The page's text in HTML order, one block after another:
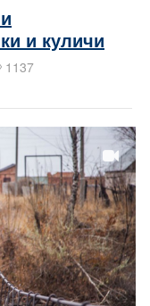
и куличи
1137